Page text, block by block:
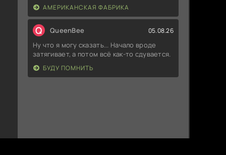
АМЕРИКАНСКАЯ ФАБРИКА
Q QueenBee 05.08.26
Ну что я могу сказать... Начало вроде
затягивает, а потом всё как-то сдувается.
БУДУ ПОМНИТЬ